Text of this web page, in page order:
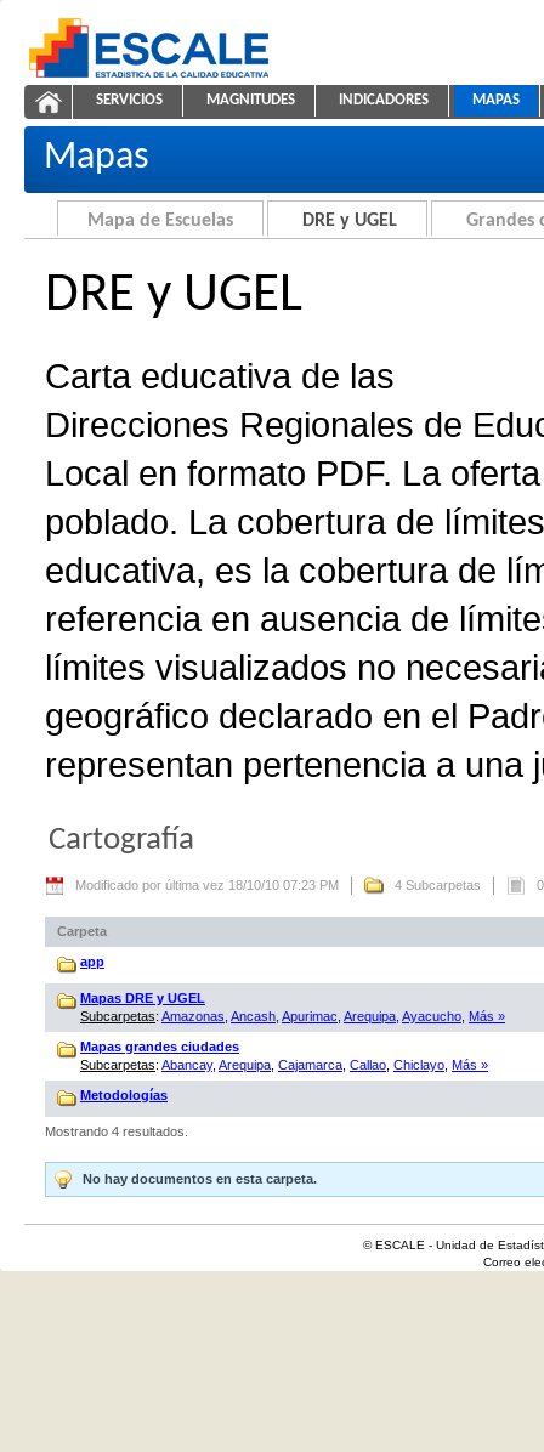
ESCALE - Unidad de Estadística Educativa
Carta educativa de DRE y UGEL
NAVEGACIÓN
SERVICIOS MAGNITUDES INDICADORES MAPAS
Mapas
Mapa de Escuelas DRE y UGEL Grandes
DRE y UGEL
Carta educativa de las
Direcciones Regionales de
Local en formato PDF. La
poblado. La cobertura de
educativa, es la cobertura de
referencia en ausencia de
límites visualizados no
geográfico declarado en el
representan pertenencia a una
Cartografía
Modificado por última vez 18/10/10 07:23 PM 4 Subcarpetas
Carpeta
app
Mapas DRE y UGEL
Subcarpetas: Amazonas Ancash Apurimac Arequipa Ayacucho Más »
Mapas grandes ciudades
Subcarpetas: Abancay, Arequipa Cajamarca Callao Chiclayo Más »
Metodologías
Mostrando 4 resultados.
No hay documentos en esta carpeta.
© ESCALE - Unidad de
Correo